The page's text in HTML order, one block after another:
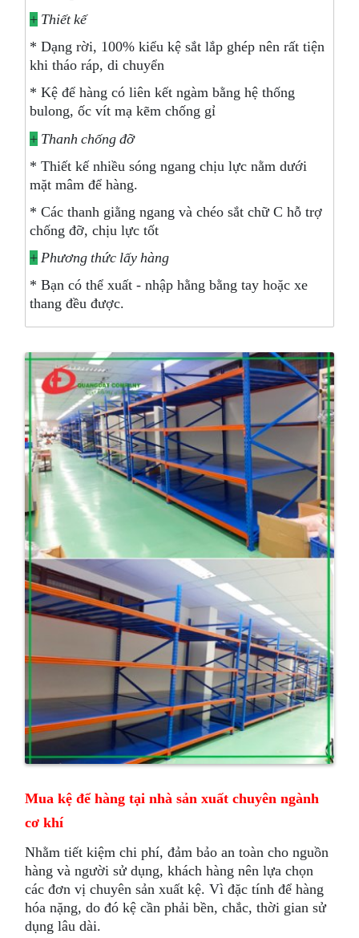
+ Thiết kế
* Dạng rời, 100% kiểu kệ sắt lắp ghép nên rất tiện
khi tháo ráp, di chuyển
* Kệ để hàng có liên kết ngàm bằng hệ thống
bulong, ốc vít mạ kẽm chống gỉ
+ Thanh chống đỡ
* Thiết kế nhiều sóng ngang chịu lực nằm dưới
mặt mâm để hàng.
* Các thanh giằng ngang và chéo sắt chữ C hỗ trợ
chống đỡ, chịu lực tốt
+ Phương thức lấy hàng
* Bạn có thể xuất - nhập hằng bằng tay hoặc xe
thang đều được.
Mua kệ để hàng tại nhà sản xuất chuyên ngành
cơ khí
Nhằm tiết kiệm chi phí, đảm bảo an toàn cho nguồn
hàng và người sử dụng, khách hàng nên lựa chọn
các đơn vị chuyên sản xuất kệ. Vì đặc tính để hàng
hóa nặng, do đó kệ cần phải bền, chắc, thời gian sử
dụng lâu dài.